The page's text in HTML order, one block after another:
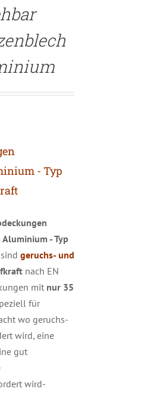
- Typ
- Typ
sind geruchs- und
nach EN
mit nur 35
für
wo geruchs-
wird, eine
gut
wird-